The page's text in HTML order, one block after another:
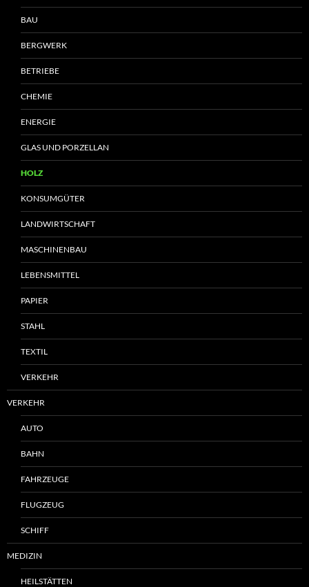
BAU
BERGWERK
BETRIEBE
CHEMIE
ENERGIE
GLAS UND PORZELLAN
HOLZ
KONSUMGÜTER
LANDWIRTSCHAFT
MASCHINENBAU
LEBENSMITTEL
PAPIER
STAHL
TEXTIL
VERKEHR
VERKEHR
AUTO
BAHN
FAHRZEUGE
FLUGZEUG
SCHIFF
MEDIZIN
HEILSTÄTTEN